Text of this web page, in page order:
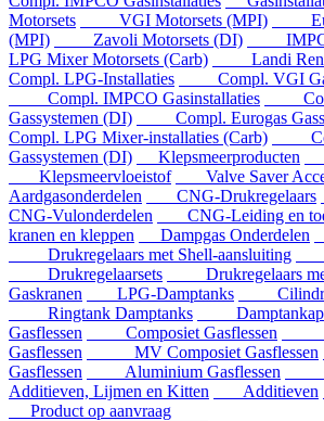
Motorsets
VGI Motorsets (MPI)
(MPI)
Zavoli Motorsets (DI)
LPG Mixer Motorsets (Carb)
Landi
Compl. LPG-Installaties
Compl. VGI
Compl. IMPCO Gasinstallaties
Gassystemen (DI)
Compl. Eurogas
Compl. LPG Mixer-installaties (Carb)
Gassystemen (DI)
Klepsmeerproducten
Klepsmeervloeistof
Valve Saver
Aardgasonderdelen
CNG-Drukregelaars
CNG-Vulonderdelen
CNG-Leiding en
kranen en kleppen
Dampgas Onderdelen
Drukregelaars met Shell-aansluiting
Drukregelaarsets
Drukregelaars met
Gaskranen
LPG-Damptanks
Ringtank Damptanks
Gasflessen
Composiet Gasflessen
Gasflessen
MV Composiet Gasflessen
Gasflessen
Aluminium Gasflessen
Additieven, Lijmen en Kitten
Additieven
Product op aanvraag